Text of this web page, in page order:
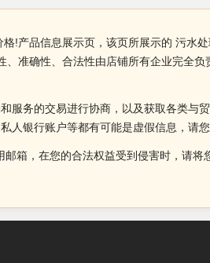
!产品信息展示页，该页所展示的 污水
准确性、合法性由店铺所有企业完全
服务的交易进行协商，以及获取各类
人银行账户等都有可能是虚假信息，请
箱，在您的合法权益受到侵害时，请